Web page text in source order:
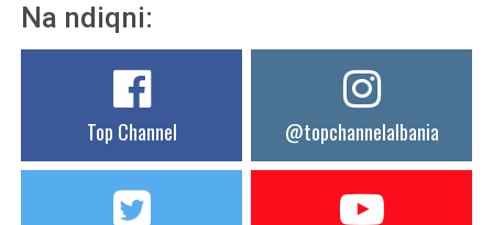
Na ndiqni:
Top Channel @topchannelalbania